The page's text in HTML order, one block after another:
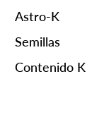
Astro-K
Semillas
Contenido K